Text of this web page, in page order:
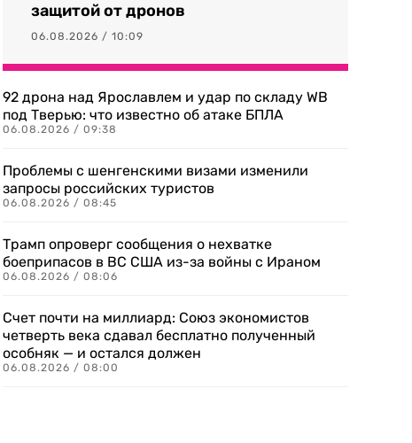
защитой от дронов
06.08.2026 / 10:09
92 дрона над Ярославлем и удар по складу WB
под Тверью: что известно об атаке БПЛА
06.08.2026 / 09:38
Проблемы с шенгенскими визами изменили
запросы российских туристов
06.08.2026 / 08:45
Трамп опроверг сообщения о нехватке
боеприпасов в ВС США из-за войны с Ираном
06.08.2026 / 08:06
Счет почти на миллиард: Союз экономистов
четверть века сдавал бесплатно полученный
особняк — и остался должен
06.08.2026 / 08:00